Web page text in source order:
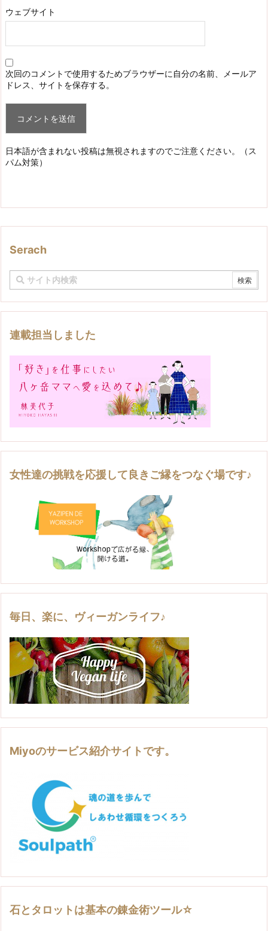
ウェブサイト
次回のコメントで使用するためブラウザーに自分の名前、メールア
ドレス、サイトを保存する。
日本語が含まれない投稿は無視されますのでご注意ください。（ス
パム対策）
Serach
連載担当しました
女性達の挑戦を応援して良きご縁をつなぐ場です♪
毎日、楽に、ヴィーガンライフ♪
Miyoのサービス紹介サイトです。
石とタロットは基本の錬金術ツール☆